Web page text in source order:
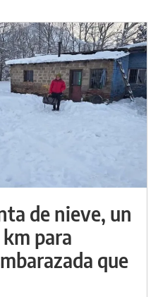
de nieve, un
para
que